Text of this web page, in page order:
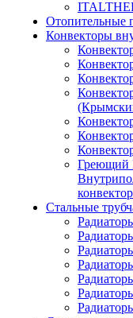
Отопительные
Конвекторы
Греющий
Стальные